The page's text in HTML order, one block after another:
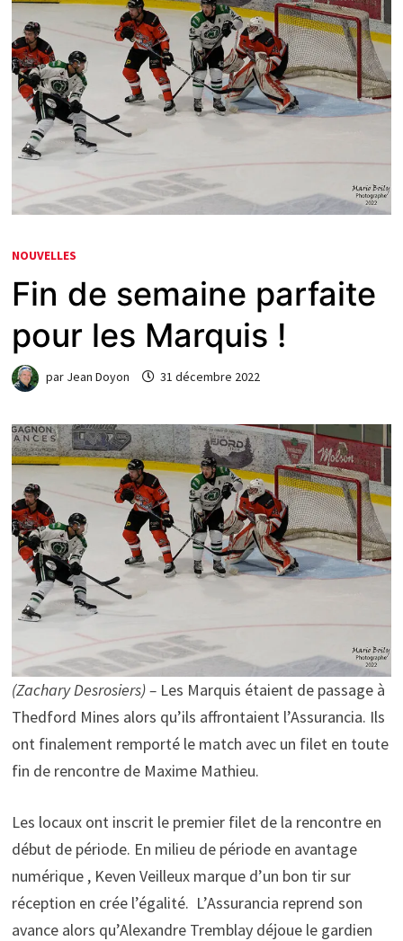
NOUVELLES
Fin de semaine parfaite
pour les Marquis !
par Jean Doyon 31 décembre 2022
(Zachary Desrosiers) – Les Marquis étaient de passage à
Thedford Mines alors qu’ils affrontaient l’Assurancia. Ils
ont finalement remporté le match avec un filet en toute
fin de rencontre de Maxime Mathieu.
Les locaux ont inscrit le premier filet de la rencontre en
début de période. En milieu de période en avantage
numérique , Keven Veilleux marque d’un bon tir sur
réception en crée l’égalité. L’Assurancia reprend son
avance alors qu’Alexandre Tremblay déjoue le gardien